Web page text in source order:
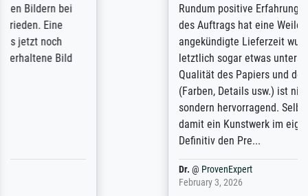
Rundum positive Erfahrung. Die Ausführung
des Auftrags hat eine Weile gedauert, die
angekündigte Lieferzeit wurde aber
letztlich sogar etwas unterschritten. Die
Qualität des Papiers und des Drucks
(Farben, Details usw.) ist nicht nur gut,
sondern hervorragend. Selbst ein Druck ist
damit ein Kunstwerk im eigenen Sinne.